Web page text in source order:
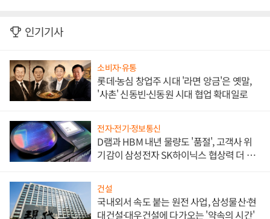
인기기사
소비자·유통
롯데·농심 창업주 시대 '라면 앙금'은 옛말,
'사촌' 신동빈·신동원 시대 협업 확대일로
전자·전기·정보통신
D램과 HBM 내년 물량도 '품절', 고객사 위
기감이 삼성전자 SK하이닉스 협상력 더 키
건설
국내외서 속도 붙는 원전 사업, 삼성물산·현
대건설·대우건설에 다가오는 '약속의 시간'